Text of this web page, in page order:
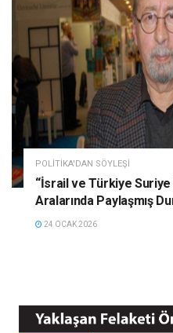
POLITIKA'DAN SÖYLEŞI
“İsrail ve Türkiye Suriye
Aralarında Paylaşmış
24 OCAK 2026